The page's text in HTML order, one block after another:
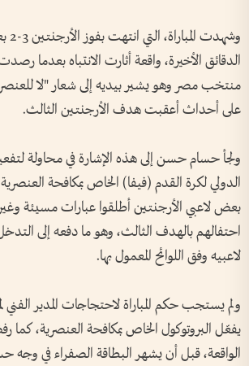
الدقائق الأخيرة، واقعة أثارت الانتباه بعدما
منتخب مصر وهو يشير بيديه إلى شعار "لا
على أحداث أعقبت هدف الأرجنتين الثالث.
ولجأ حسام حسن إلى هذه الإشارة في محاولة
الدولي لكرة القدم (فيفا) الخاص بمكافحة
بعض لاعبي الأرجنتين أطلقوا عبارات مسيئة
احتفالهم بالهدف الثالث، وهو ما دفعه إلى التدخل
لاعبيه وفق اللوائح المعمول بها.
ولم يستجب حكم المباراة لاحتجاجات المدير
يفعّل البروتوكول الخاص بمكافحة العنصرية، كما
الواقعة، قبل أن يشهر البطاقة الصفراء في